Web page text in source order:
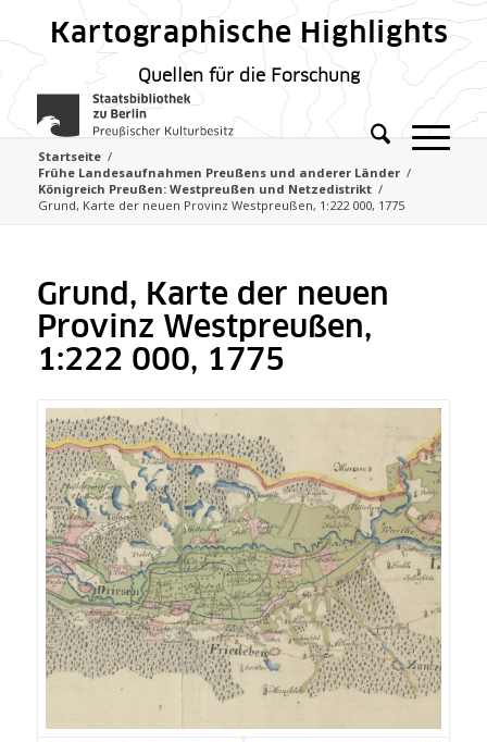
Kartographische Highlights
Quellen für die Forschung
Startseite /
Frühe Landesaufnahmen Preußens und anderer Länder /
Königreich Preußen: Westpreußen und Netzedistrikt /
Grund, Karte der neuen Provinz Westpreußen, 1:222 000, 1775
Grund, Karte der neuen
Provinz Westpreußen,
1:222 000, 1775